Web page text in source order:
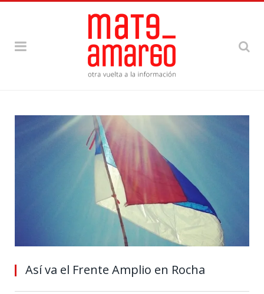
Así va el Frente Amplio en Rocha